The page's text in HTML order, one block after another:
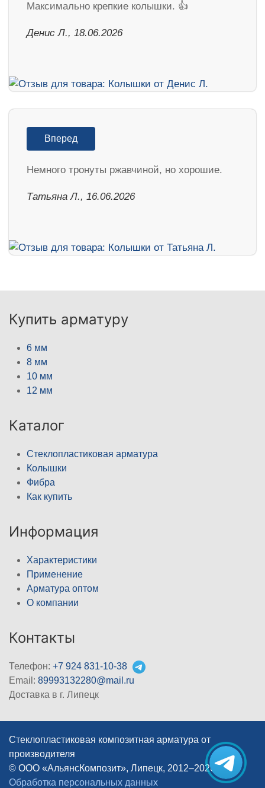
Максимально крепкие колышки. 👍
Денис Л., 18.06.2026
Вперед
Немного тронуты ржавчиной, но хорошие.
Татьяна Л., 16.06.2026
Купить арматуру
6 мм
8 мм
10 мм
12 мм
Каталог
Стеклопластиковая арматура
Колышки
Фибра
Как купить
Информация
Характеристики
Применение
Арматура оптом
О компании
Контакты
Телефон: +7 924 831-10-38
Email: 89993132280@mail.ru
Доставка в г. Липецк
Стеклопластиковая композитная арматура от
производителя
© ООО «АльянсКомпозит», Липецк, 2012–2026 |
Обработка персональных данных